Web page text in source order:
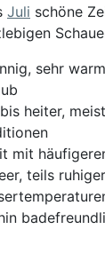
Juli schöne
sehr
heiter,
mit
teils ruhiger